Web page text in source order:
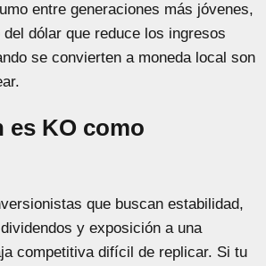
entre generaciones más jóvenes,
dólar que reduce los ingresos
se convierten a moneda local son
es KO como
que buscan estabilidad,
y exposición a una
competitiva difícil de replicar. Si tu